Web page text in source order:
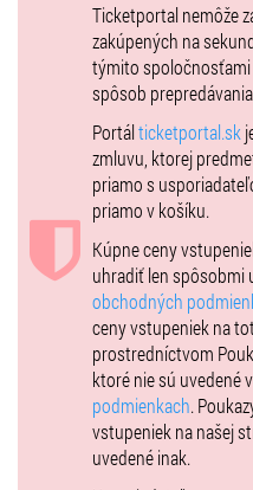
EXTERIÉR - zámocké nádvorie
Koncert sa uskutoční na
Pezinku a naše zámocké brány
Začiatok: 20:00 hod.
Miesto: Nádvorie pod holým
Info: +421 33 79 89 000 /
www.zamokpezinok.sk
VIP zóna
VIP stôl - je možné si zakúpiť
VIP ROYAL pre 2 osoby.
VIP vstupenka zahŕňa: obsluha
koncertu formou teplých
INFORMÁCIE PRE
Po odohratí 30minút
Vstup na koncert je povolený
Ticketportal nemôže
zakúpených na
týmito
spôsob
Portálticketportal.sk
zmluvu, ktorej
priamo s
priamo v košíku.
Kúpne ceny
uhradiť len spôsobmi
obchodných
ceny vstupeniek na
prostredníctvom
ktoré nie sú uvedené
podmienkach.
vstupeniek na našej
uvedené inak.